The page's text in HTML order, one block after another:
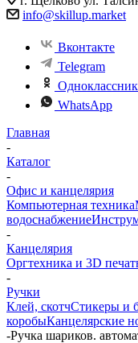
info@skillup.market
Вконтакте
Telegram
WhatsApp
Главная
-
Каталог
-
Офис и канцелярия
Компьютерная техника
водоснабжение
-
Канцелярия
Оргтехника и 3D
-
Ручки
Клей, скотчСтикеры и
коробыКанцелярские
-Ручка шариков.